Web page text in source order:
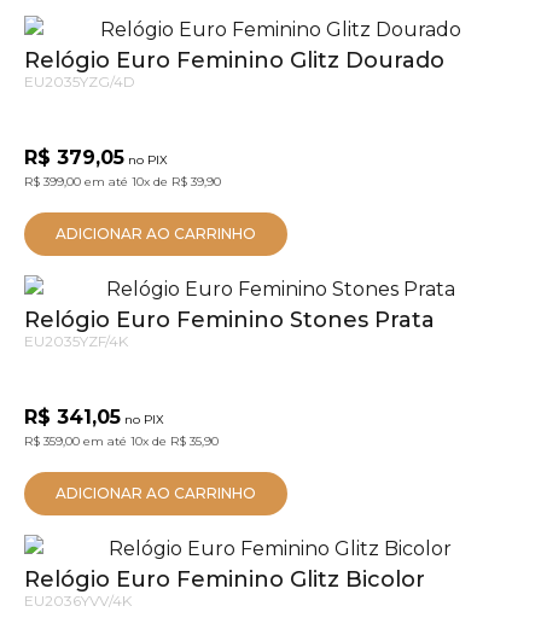
Relógio Euro Feminino Glitz Dourado
EU2035YZG/4D
R$ 379,05 no PIX
R$ 399,00 em até 10x de R$ 39,90
ADICIONAR AO CARRINHO
Relógio Euro Feminino Stones Prata
EU2035YZF/4K
R$ 341,05 no PIX
R$ 359,00 em até 10x de R$ 35,90
ADICIONAR AO CARRINHO
Relógio Euro Feminino Glitz Bicolor
EU2036YVV/4K